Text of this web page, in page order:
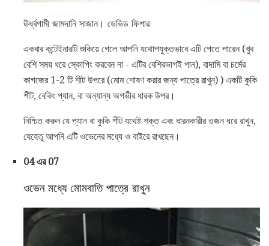
ঊর্ধ্বগামী জামদানি সাজান। ডেভিড ফিশার
একবার কন্টেইনারটি শুকিয়ে গেলে আপনি যথোপযুক্তভাবে এটি পেতে পারেন (খুব
বেশি সময় ধরে স্কোপিং করবেন না - এটির বেশিরভাগই পান), বাদামি বা চর্মের
কাগজের 1-2 টি শীট উপরে (মোম শোষণ করার জন্য পাত্রে রাখুন) ) একটি কুকি
শীট, বেকিং প্যান, বা অন্যান্য অগভীর ধারক উপর।
নিশ্চিত করুন যে প্যান বা কুকি শীট যথেষ্ট শক্ত এবং ধারনকারীর ওজন ধরে রাখুন,
যেহেতু আপনি এটি ওভেনের মধ্যে ও বাইরে রাখছেন।
04 এর 07
ওভেন মধ্যে মোমবাতি পাত্রে রাখুন